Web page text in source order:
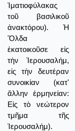
Ἰματιοφύλακας
τοῦ βασιλικοῦ
ἀνακτόρου). Ἡ
Ὄλδα
ἑκατοικοῦσε εἰς
τὴν Ἱερουσαλήμ,
εἰς τὴν δευτέραν
συνοικίαν (κατ'
ἄλλην ἑρμηνείαν:
Εἰς τὸ νεώτερον
τμῆμα τῆς
Ἱερουσαλήμ).